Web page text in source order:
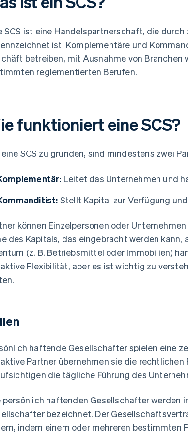
SCS ist eine Handelspartnerschaft, die
ist: Komplementäre und
betreiben, mit Ausnahme von Branchen
reglementierten Berufen.
funktioniert eine SCS?
SCS zu gründen, sind mindestens zwei
Leitet das Unternehmen und
Stellt Kapital zur Verfügung
können Einzelpersonen oder
des Kapitals, das eingebracht werden kann,
(z. B. Betriebsmittel oder Immobilien)
Flexibilität, aber es ist wichtig zu
haftende Gesellschafter spielen eine
Partner übernehmen sie die
die tägliche Führung des
persönlich haftenden Gesellschafter werden
bezeichnet. Der
indem einem oder mehreren bestimmten